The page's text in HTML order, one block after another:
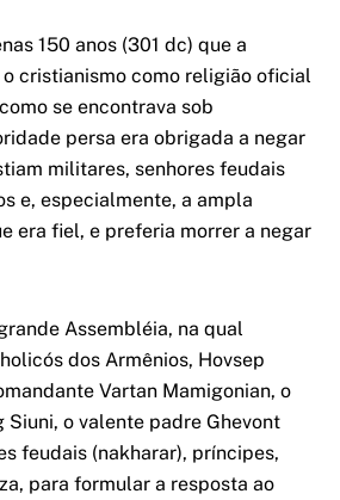
150 anos (301 dc) que a
cristianismo como religião oficial
se encontrava sob
persa era obrigada a negar
militares, senhores feudais
e, especialmente, a ampla
era fiel, e preferia morrer a negar
Assembléia, na qual
dos Armênios, Hovsep
Vartan Mamigonian, o
Siuni, o valente padre Ghevont
feudais (nakharar), príncipes,
para formular a resposta ao